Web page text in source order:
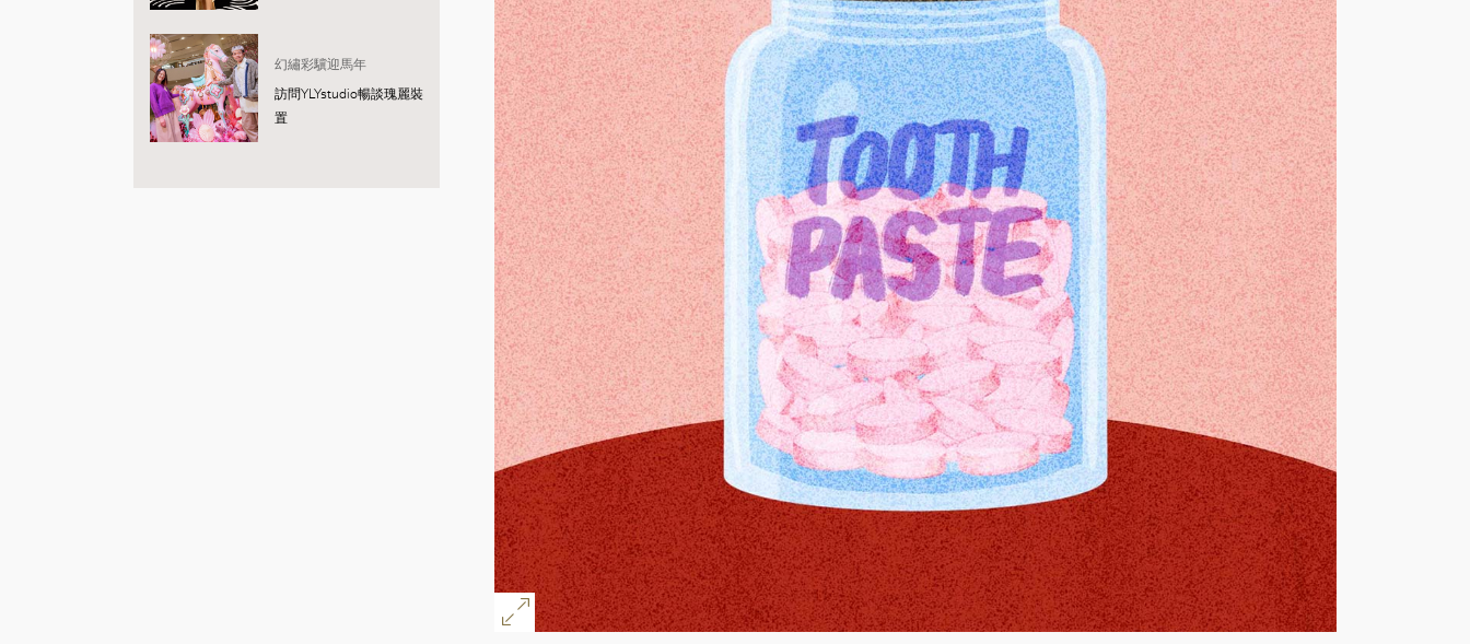
幻繡彩驥迎馬年
訪問YLYstudio暢談瑰麗裝
置